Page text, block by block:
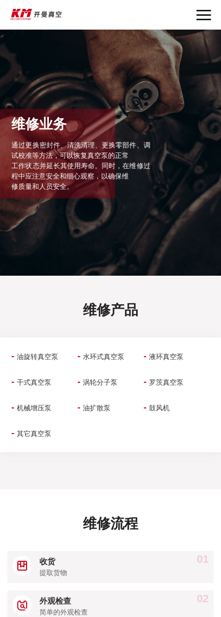
产品中心
解决方案
应用领域
服务支持
联系我们
维修业务
通过更换密封件、清洗清理、更换零部件、调
试校准等方法，可以恢复真空泵的正常
工作状态并延长其使用寿命。同时，在维修过
程中应注意安全和细心观察，以确保维
修质量和人员安全。
维修产品
- 油旋转真空泵 - 水环式真空泵 - 液环真空泵
- 干式真空泵 - 涡轮分子泵 - 罗茨真空泵
- 机械增压泵 - 油扩散泵 - 鼓风机
- 其它真空泵
维修流程
收货
提取货物
01
外观检查
简单的外观检查
02